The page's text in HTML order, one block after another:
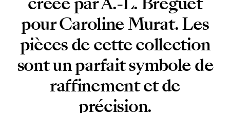
pour Caroline Murat. Les
pièces de cette collection
sont un parfait symbole de
raffinement et de
précision.